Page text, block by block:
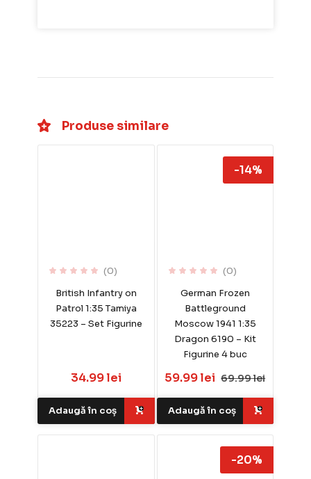
Produse similare
(0)
British Infantry on
Patrol 1:35 Tamiya
35223 – Set Figurine
34.99 lei
Adaugă în coș
(0)
German Frozen
Battleground
Moscow 1941 1:35
Dragon 6190 – Kit
Figurine 4 buc
59.99 lei 69.99 lei
-14%
Adaugă în coș
-20%